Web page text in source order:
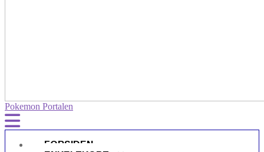
Pokemon Portalen
FORSIDEN